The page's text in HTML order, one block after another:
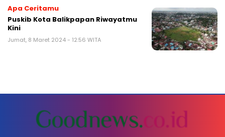
Apa Ceritamu
Puskib Kota Balikpapan Riwayatmu
Kini
Jumat, 8 Maret 2024 - 12:56 WITA